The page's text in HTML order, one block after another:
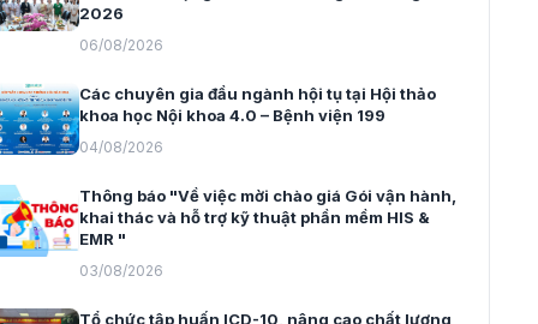
2026
06/08/2026
Các chuyên gia đầu ngành hội tụ tại Hội thảo
khoa học Nội khoa 4.0 – Bệnh viện 199
04/08/2026
Thông báo "Về việc mời chào giá Gói vận hành,
khai thác và hỗ trợ kỹ thuật phần mềm HIS &
EMR "
03/08/2026
Tổ chức tập huấn ICD-10, nâng cao chất lượng